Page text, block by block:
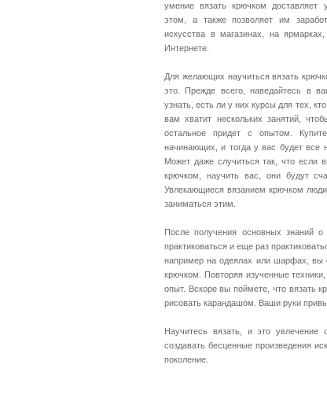
умение вязать крючком доставляет
этом, а также позволяет им
искусства в магазинах, на
Интернете.
Для желающих научиться вязать
это. Прежде всего, наведайтесь в
узнать, есть ли у них курсы для тех,
вам хватит нескольких занятий,
остальное придет с опытом.
начинающих, и тогда у вас будет все
Может даже случиться так, что если
крючком, научить вас, они будут
Увлекающиеся вязанием крючком
заниматься этим.
После получения основных знаний о
практиковаться и еще раз
например на одеялах или шарфах, вы
крючком. Повторяя изученные
опыт. Вскоре вы поймете, что вязать
рисовать карандашом. Ваши руки
Научитесь вязать, и это
создавать бесценные произведения
поколение.